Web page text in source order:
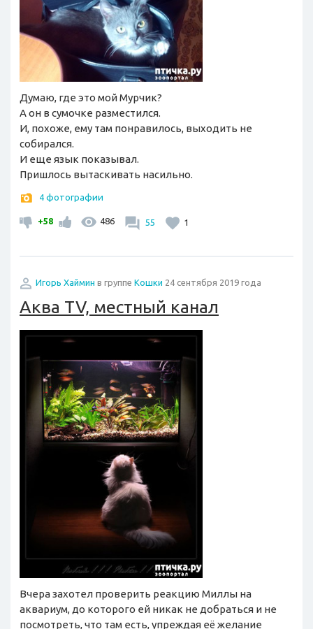
Думаю, где это мой Мурчик?
А он в сумочке разместился.
И, похоже, ему там понравилось, выходить не
собирался.
И еще язык показывал.
Пришлось вытаскивать насильно.
4 фотографии
+58 486 55 1
Игорь Хаймин в группе Кошки 24 сентября 2019 года
Аква TV, местный канал
Вчера захотел проверить реакцию Миллы на
аквариум, до которого ей никак не добраться и не
посмотреть, что там есть, упреждая её желание